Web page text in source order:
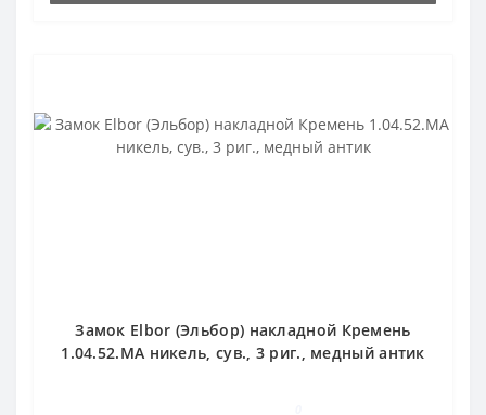
Замок Elbor (Эльбор) накладной Кремень
1.04.52.МА никель, сув., 3 риг., медный антик